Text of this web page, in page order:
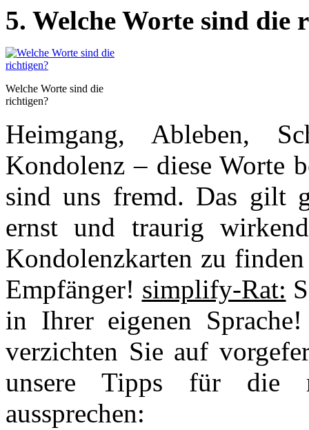
5. Welche Worte sind die
Welche Worte sind die
richtigen?
Heimgang, Ableben,
Kondolenz – diese Worte
sind uns fremd. Das gilt
ernst und traurig
Kondolenzkarten zu
Empfänger! simplify-Rat:
in Ihrer eigenen
verzichten Sie auf
unsere Tipps für die
aussprechen: